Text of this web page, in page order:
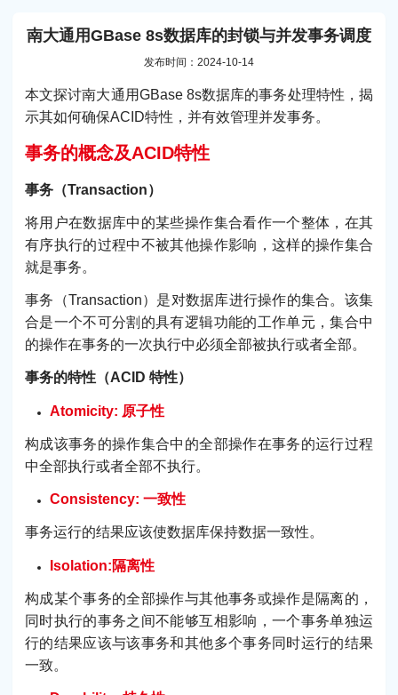
南大通用GBase 8s数据库的封锁与并发事务调度
发布时间：2024-10-14
本文探讨南大通用GBase 8s数据库的事务处理特性，揭
示其如何确保ACID特性，并有效管理并发事务。
事务的概念及ACID特性
事务（Transaction）
将用户在数据库中的某些操作集合看作一个整体，在其
有序执行的过程中不被其他操作影响，这样的操作集合
就是事务。
事务（Transaction）是对数据库进行操作的集合。该集
合是一个不可分割的具有逻辑功能的工作单元，集合中
的操作在事务的一次执行中必须全部被执行或者全部。
事务的特性（ACID 特性）
Atomicity: 原子性
构成该事务的操作集合中的全部操作在事务的运行过程
中全部执行或者全部不执行。
Consistency: 一致性
事务运行的结果应该使数据库保持数据一致性。
Isolation:隔离性
构成某个事务的全部操作与其他事务或操作是隔离的，
同时执行的事务之间不能够互相影响，一个事务单独运
行的结果应该与该事务和其他多个事务同时运行的结果
一致。